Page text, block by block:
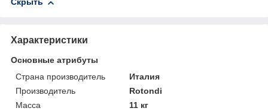
Скрыть
Характеристики
Основные атрибуты
Страна производитель
Италия
Производитель
Rotondi
Масса
11 кг